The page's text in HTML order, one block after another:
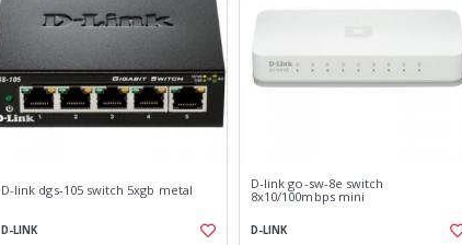
D-link dgs-105 switch 5xgb metal
D-LINK
D-link go-sw-8e switch
8x10/100mbps mini
D-LINK